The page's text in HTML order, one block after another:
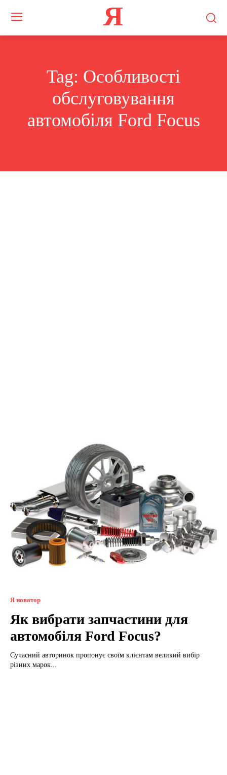
Я
Tag: Особливості
обслуговування
автомобіля Ford Focus
Я новатор
Як вибрати запчастини для
автомобіля Ford Focus?
Сучасний авторинок пропонує своїм клієнтам великий вибір
різних марок...